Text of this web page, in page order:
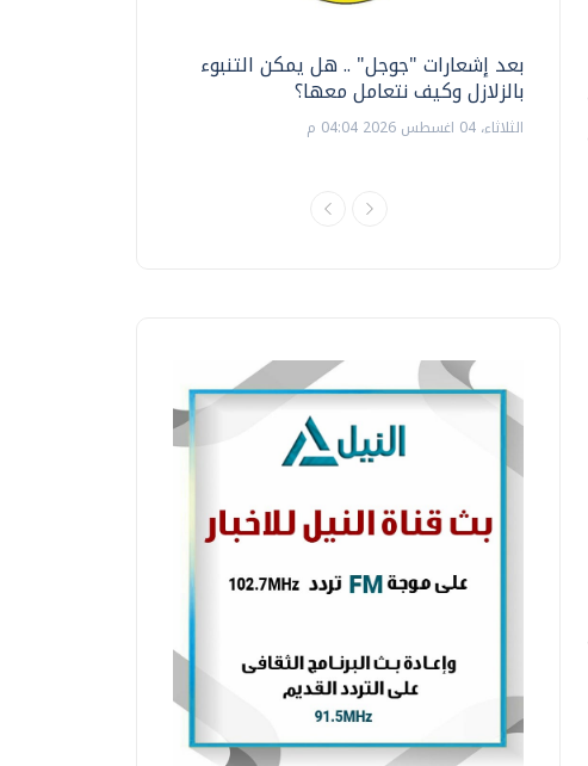
بعد إشعارات "جوجل" .. هل يمكن التنبوء
بالزلازل وكيف نتعامل معها؟
الثلاثاء، 04 اغسطس 2026 04:04 م